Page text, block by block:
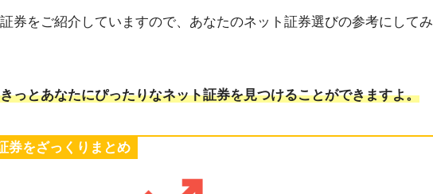
券をご紹介していますので、あなたのネット証券選びの参考にしてみ
っとあなたにぴったりなネット証券を見つけることができますよ。
券をざっくりまとめ